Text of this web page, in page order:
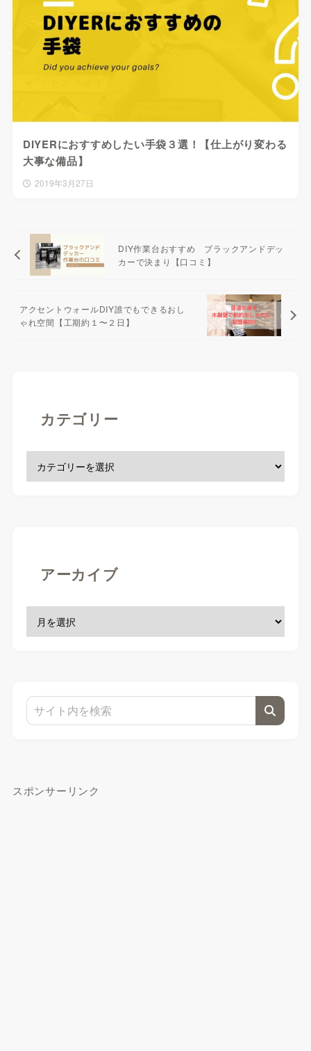
DIYERにおすすめしたい手袋３選！【仕上がり変わる
大事な備品】
2019年3月27日
DIY作業台おすすめ ブラックアンドデッ
カーで決まり【口コミ】
アクセントウォールDIY誰でもできるおし
ゃれ空間【工期約１〜２日】
カテゴリー
アーカイブ
スポンサーリンク